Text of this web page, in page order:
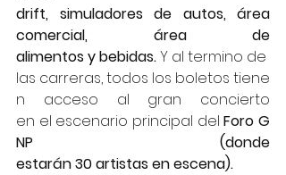
drift, simuladores de autos, área
comercial, área de
alimentos y bebidas. Y al termino de
las carreras, todos los boletos tiene
n acceso al gran concierto
en el escenario principal del Foro G
NP (donde
estarán 30 artistas en escena).